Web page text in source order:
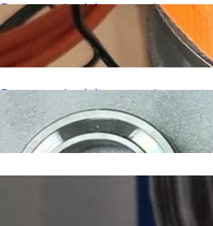
Regeneracja elektrowrzeciona
Kessler
16 czerwca, 2026 Krzysztof Reszczynski
Regeneracja elektrowrzeciona
MAZAK FJV 250 UHS
18 maja, 2025 .Krzysztof Reszczynski
Krzysztof Reszczynski